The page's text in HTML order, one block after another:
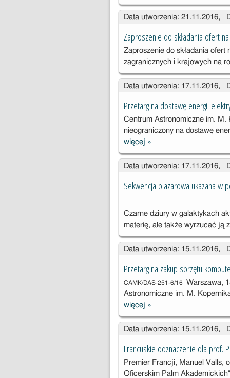
o
rozstrzygnięciu
sprzęt
komputerowy
Data utworzenia: 21.11.2016,
Zaproszenie do składania ofert
Zaproszenie do składania
zagranicznych i krajowych na
Data utworzenia: 17.11.2016,
Przetarg na dostawę energii
Centrum Astronomiczne im. M.
nieograniczony na dostawę
więcej Przetarg na
dostawę
energii
»
Data utworzenia: 17.11.2016,
Sekwencja blazarowa ukazana w
Czarne dziury w galaktykach
materię, ale także wyrzucać ją
Data utworzenia: 15.11.2016,
Przetarg na zakup sprzętu
CAMK/DAS-251-6/16
Warszawa,
Astronomiczne im. M.
więcej Przetarg na
zakup sprzętu
komputeroweg
»
Data utworzenia: 15.11.2016,
Francuskie odznaczenie dla prof.
Premier Francji, Manuel Valls,
Oficerskim Palm